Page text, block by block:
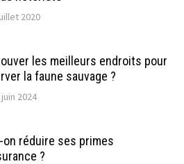
2020
les meilleurs endroits pour
la faune sauvage ?
juin 2024
on réduire ses primes
?